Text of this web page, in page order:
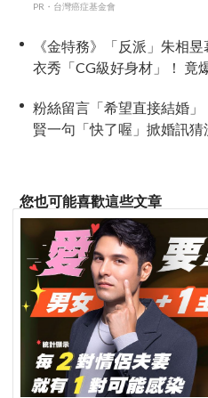
PR・台灣癌症基金會
《金特務》「反派」朱相
衣秀「CG級好身材」！ 竟
粉絲留言「希望直接結婚
賢一句「快了喔」掀婚訊
您也可能喜歡這些文章